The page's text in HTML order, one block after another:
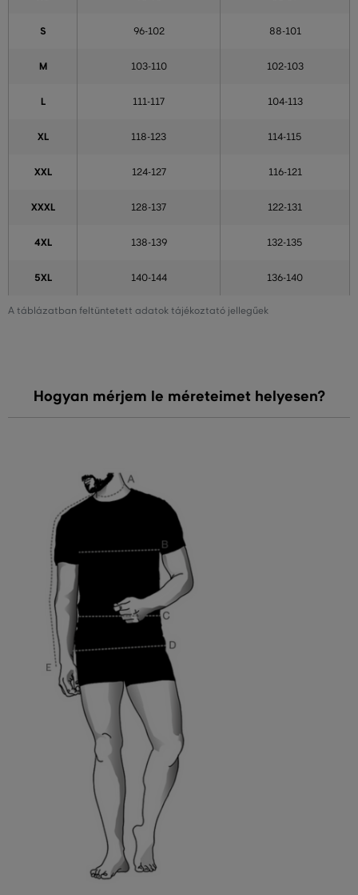
A táblázatban feltüntetett adatok tájékoztató jellegűek
S 96-102 88-101
M 103-110 102-103
L 111-117 104-113
XL 118-123 114-115
XXL 124-127 116-121
XXXL 128-137 122-131
4XL 138-139 132-135
5XL 140-144 136-140
Hogyan mérjem le méreteimet helyesen?